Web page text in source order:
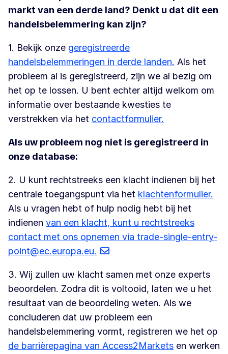
markt van een derde land? Denkt u dat dit een
handelsbelemmering kan zijn?
1. Bekijk onze geregistreerde
handelsbelemmeringen in derde landen. Als het
probleem al is geregistreerd, zijn we al bezig om
het op te lossen. U bent echter altijd welkom om
informatie over bestaande kwesties te
verstrekken via het contactformulier.
Als uw probleem nog niet is geregistreerd in
onze database:
2. U kunt rechtstreeks een klacht indienen bij het
centrale toegangspunt via het klachtenformulier.
Als u vragen hebt of hulp nodig hebt bij het
indienen van een klacht, kunt u rechtstreeks
contact met ons opnemen via trade-single-entry-
point@ec.europa.eu.
3. Wij zullen uw klacht samen met onze experts
beoordelen. Zodra dit is voltooid, laten we u het
resultaat van de beoordeling weten. Als we
concluderen dat uw probleem een
handelsbelemmering vormt, registreren we het op
de barrièrepagina van Access2Markets en werken